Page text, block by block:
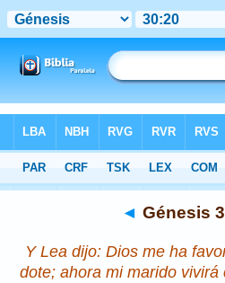
>Génesis Capítulo 30 > Verso 20
◄ Génesis
Y Lea dijo: Dios me ha
dote; ahora mi marido